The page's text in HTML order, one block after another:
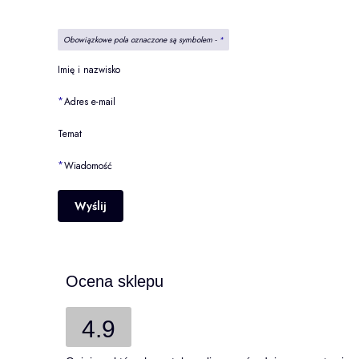
Obowiązkowe pola oznaczone są symbolem - *
Imię i nazwisko
*Adres e-mail
Temat
*Wiadomość
Wyślij
Ocena sklepu
4.9